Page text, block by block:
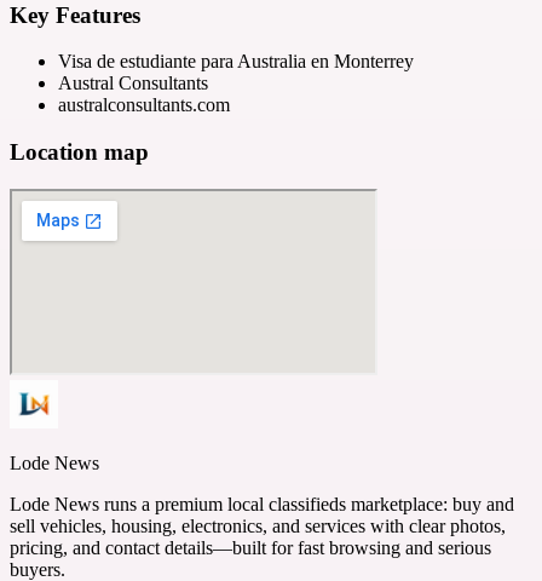
Key Features
Visa de estudiante para Australia en Monterrey
Austral Consultants
australconsultants.com
Location map
Lode News
Lode News runs a premium local classifieds marketplace: buy and
sell vehicles, housing, electronics, and services with clear photos,
pricing, and contact details—built for fast browsing and serious
buyers.